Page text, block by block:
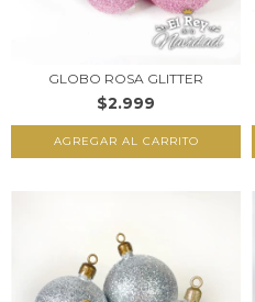
GLOBO ROSA GLITTER
$2.999
AGREGAR AL CARRITO